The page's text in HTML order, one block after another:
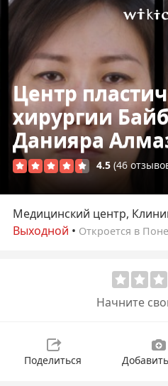
Центр
хирургии
Данияра
4.5 (46
Медицинский центр,
Выходной • Откроется в
Начните
Поделиться